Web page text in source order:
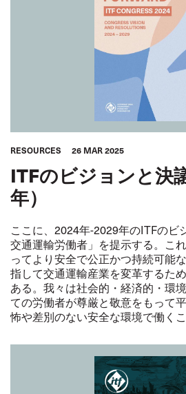
RESOURCES 26 MAR 2025
ITFのビジョンと決
年）
ここに、2024年-2029年のITFのビ
交通運輸労働者」を提示する。こ
ってより安全で公正かつ持続可能
指して交通運輸産業を変革するた
ある。我々は社会的・経済的・環
ての労働者が尊厳と敬意をもって
怖や差別のない安全な環境で働く